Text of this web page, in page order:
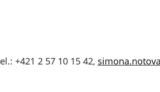
+421 2 57 10 15 42,